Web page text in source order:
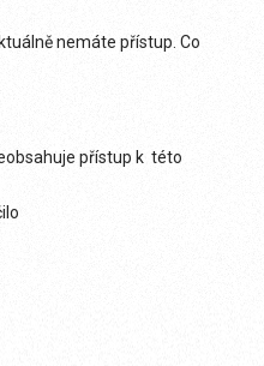
nemáte přístup. Co
přístup k této